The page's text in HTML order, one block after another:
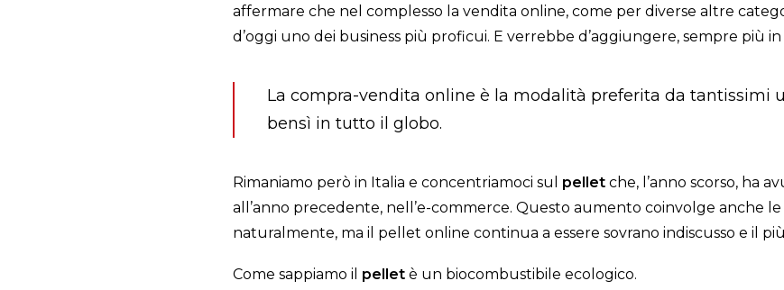
affermare che nel complesso la vendita online, come per diverse altre
d’oggi uno dei business più proficui. E verrebbe d’aggiungere, sempre più in
La compra-vendita online è la modalità preferita da tantissimi
bensì in tutto il globo.
Rimaniamo però in Italia e concentriamoci sul pellet che, l’anno scorso, ha
all’anno precedente, nell’e-commerce. Questo aumento coinvolge anche
naturalmente, ma il pellet online continua a essere sovrano indiscusso e il
Come sappiamo il pellet è un biocombustibile ecologico.